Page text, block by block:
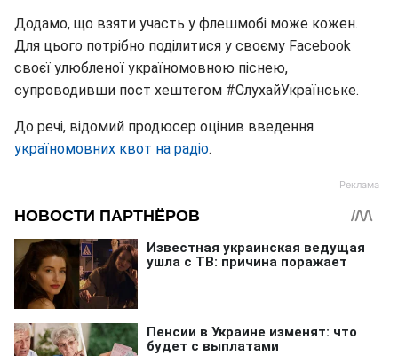
Додамо, що взяти участь у флешмобі може кожен.
Для цього потрібно поділитися у своєму Facebook
своєї улюбленої україномовною піснею,
супроводивши пост хештегом #СлухайУкраїнське.
До речі, відомий продюсер оцінив введення
україномовних квот на радіо.